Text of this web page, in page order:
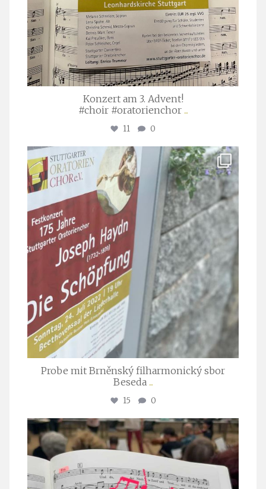
Konzert am 3. Advent!
#choir #oratorienchor ...
11 0
stuttgarter_oratorienchor
Juli 23
Probe mit Brněnský filharmonický sbor
Beseda ...
15 0
stuttgarter_oratorienchor
Juli 23